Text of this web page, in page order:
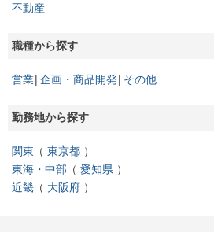
不動産
職種から探す
営業 企画・商品開発 その他
勤務地から探す
関東
東京都
東海・中部
愛知県
近畿
大阪府